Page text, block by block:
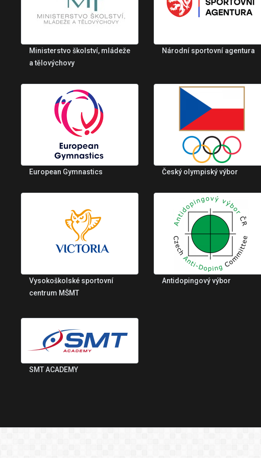
Ministerstvo školství, mládeže
a tělovýchovy
Národní sportovní agentura
European Gymnastics Český olympiský výbor
Vysokoškolské sportovní
centrum MŠMT
Antidopingový výbor
SMT ACADEMY